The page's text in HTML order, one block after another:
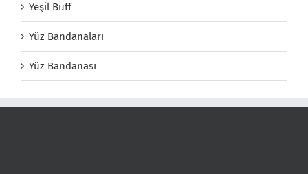
Yeşil Buff
Yüz Bandanaları
Yüz Bandanası